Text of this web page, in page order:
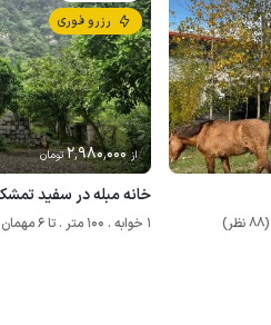
(88 نظر)
رزرو فوری
از 2٬980٬000تومان
خانه مبله در سفید
1 خوابه . 100 متر . تا 6 مهمان